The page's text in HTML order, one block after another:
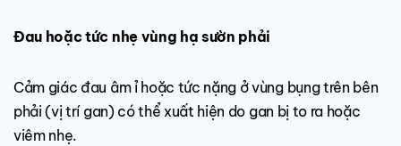
Đau hoặc tức nhẹ vùng hạ sườn phải
Cảm giác đau âm ỉ hoặc tức nặng ở vùng bụng trên bên
phải (vị trí gan) có thể xuất hiện do gan bị to ra hoặc
viêm nhẹ.